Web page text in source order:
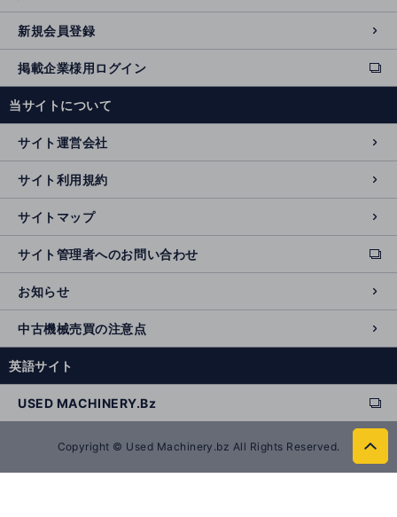
新規会員登録
掲載企業様用ログイン
ext
e
n
al
si
t
e
当サイトについて
サイト運営会社
サイト利用規約
サイトマップ
サイト管理者へのお問い合わせ
ext
e
r
n
al
si
e
お知らせ
中古機械売買の注意点
英語サイト
USED MACHINERY.Bz
ext
e
r
n
Copyright © Used Machinery.bz All Rights Reserved.
to
p